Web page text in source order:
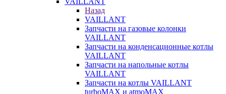
Назад
VAILLANT
Запчасти на газовые колонки
VAILLANT
Запчасти на конденсационные котлы
VAILLANT
Запчасти на напольные котлы
VAILLANT
Запчасти на котлы VAILLANT
turboMAX и atmoMAX